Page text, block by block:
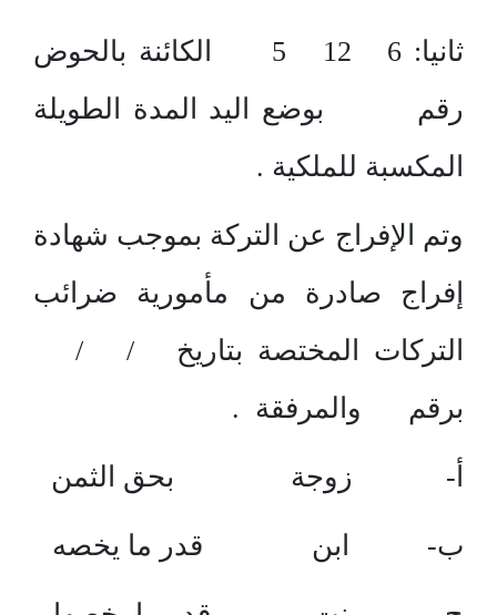
ثانيا: 6 12 5 الكائنة بالحوض
رقم بوضع اليد المدة الطويلة
المكسبة للملكية .
وتم الإفراج عن التركة بموجب شهادة
إفراج صادرة من مأمورية ضرائب
التركات المختصة بتاريخ / /
برقم والمرفقة .
أ- زوجة بحق الثمن
ب- ابن قدر ما يخصه